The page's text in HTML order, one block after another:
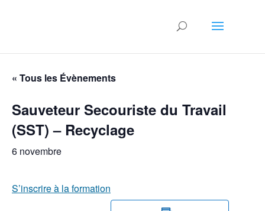
« Tous les Évènements
Sauveteur Secouriste du Travail
(SST) – Recyclage
6 novembre
S’inscrire à la formation